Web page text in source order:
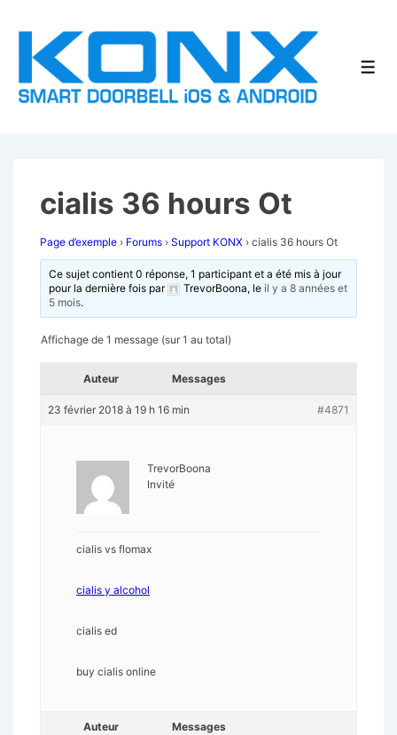
passer
contenu
cialis 36 hours Ot
Page d’exemple › Forums › Support KONX › cialis 36 hours Ot
Ce sujet contient 0 réponse, 1 participant et a été mis à jour
pour la dernière fois par
TrevorBoona, leil y a 8 années et
5 mois.
Affichage de 1 message (sur 1 au total)
Auteur Messages
23 février 2018 à 19 h 16 min #4871
TrevorBoona
Invité
cialis vs flomax
cialis y alcohol
cialis ed
buy cialis online
Auteur Messages